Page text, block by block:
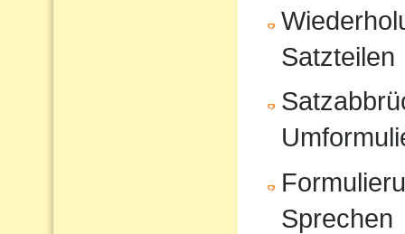
Satzteilen
Sprechen